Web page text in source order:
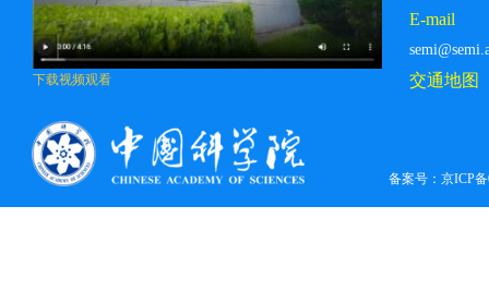
下载视频观看
E-mail
交通地图
备案号： 京ICP